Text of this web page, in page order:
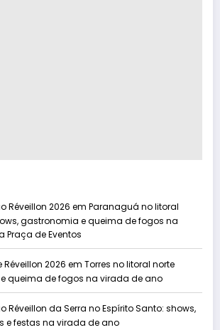
Réveillon 2026 em Paranaguá no litoral
gastronomia e queima de fogos na
Praça de Eventos
Réveillon 2026 em Torres no litoral norte
queima de fogos na virada de ano
Réveillon da Serra no Espírito Santo: shows,
e festas na virada de ano